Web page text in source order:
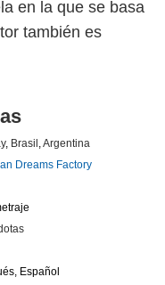
en la que se basa
también es
, Brasil Argentina
Dreams Factory
Español